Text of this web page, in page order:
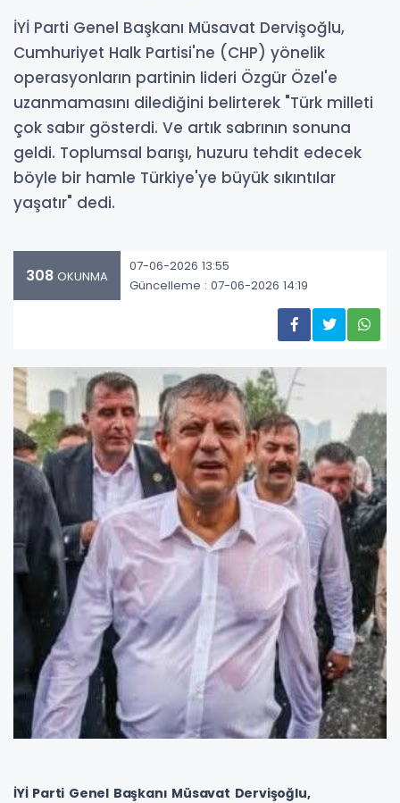
İYİ Parti Genel Başkanı Müsavat Dervişoğlu,
Cumhuriyet Halk Partisi'ne (CHP) yönelik
operasyonların partinin lideri Özgür Özel'e
uzanmamasını dilediğini belirterek "Türk milleti
çok sabır gösterdi. Ve artık sabrının sonuna
geldi. Toplumsal barışı, huzuru tehdit edecek
böyle bir hamle Türkiye'ye büyük sıkıntılar
yaşatır" dedi.
308 OKUNMA
07-06-2026 13:55
Güncelleme : 07-06-2026 14:19
İYİ Parti Genel Başkanı Müsavat Dervişoğlu,